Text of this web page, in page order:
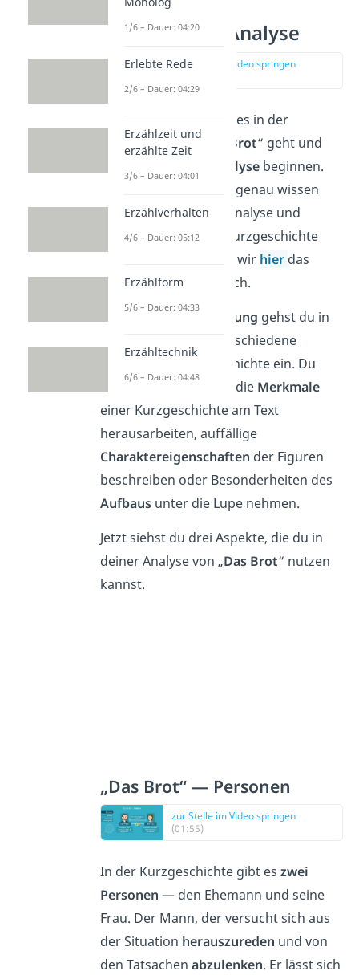
„Das Brot“ — Analyse
zur Stelle im Video springen
weißt du, worum es in der
Kurzgeschichte „
Das Brot“ geht und
Analyse beginnen.
Wenn du noch einmal genau wissen
willst, wie du bei der Analyse und
Interpretation einer Kurzgeschichte
vorgehst, dann haben wir hier das
passendeVideo
für dich.
Je nach
Aufgabenstellung gehst du in
deiner Analyse auf verschiedene
Aspekte der Kurzgeschichte ein. Du
kannst beispielsweise die Merkmale
einer Kurzgeschichte am Text
herausarbeiten, auffällige
Charaktereigenschaften der Figuren
beschreiben oder Besonderheiten des
Aufbaus unter die Lupe nehmen.
Jetzt siehst du drei Aspekte, die du in
deiner Analyse von „Das Brot“ nutzen
kannst.
„Das Brot“ — Personen
zur Stelle im Video springen
(01:55)
In der Kurzgeschichte gibt eszwei
Personen— den Ehemann und seine
Frau. Der Mann, der versucht sich aus
der Situation herauszureden und von
den Tatsachenabzulenken. Er lässt sich
1/6 – Dauer: 04:20
Erlebte Rede
2/6 – Dauer: 04:29
Erzählzeit und
erzählte Zeit
3/6 – Dauer: 04:01
Erzählverhalten
4/6 – Dauer: 05:12
Erzählform
5/6 – Dauer: 04:33
Erzähltechnik
6/6 – Dauer: 04:48